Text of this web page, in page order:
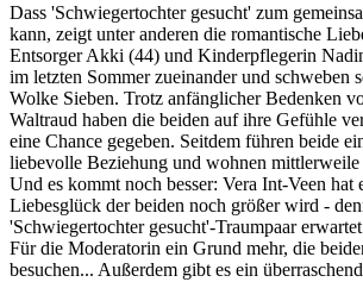
Dass 'Schwiegertochter gesucht' zum
kann, zeigt unter anderen die romantische
Entsorger Akki (44) und Kinderpflegerin
im letzten Sommer zueinander und schweben
Wolke Sieben. Trotz anfänglicher Bedenken
Waltraud haben die beiden auf ihre Gefühle
eine Chance gegeben. Seitdem führen beide
liebevolle Beziehung und wohnen mittlerweile
Und es kommt noch besser: Vera Int-Veen hat
Liebesglück der beiden noch größer wird -
'Schwiegertochter gesucht'-Traumpaar
Für die Moderatorin ein Grund mehr, die
besuchen... Außerdem gibt es ein